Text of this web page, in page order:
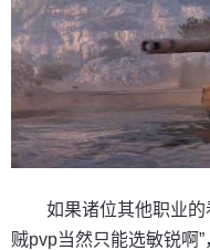
如果诸位其他职业
贼pvp当然只能选敏锐啊